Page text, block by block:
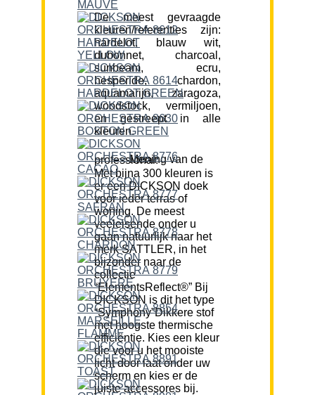
De meest gevraagde
kleuren/referenties zijn:
hardelot, blauw wit,
dubonnet, charcoal,
sunbeam, ecru,
hesperide, chardon,
aquamarijn, zaragoza,
woodstock, vermiljoen,
en gestreept in alle
kleuren.
Mening van de professional:
Met bijna 300 kleuren is
er een DICKSON doek
voor ieder terras of
woning. De meest
veeleisende onder u
gaan natuurlijk naar het
merk SATTLER, in het
bijzonder naar de
collectie
“ElementsReflect®” Bij
DICKSON is dit het type
“Symphony”Dikkere stof
met hoogste thermische
efficiëntie. Kies een kleur
die voor u het mooiste
licht door laat onder uw
scherm en kies er de
juiste accessores bij.